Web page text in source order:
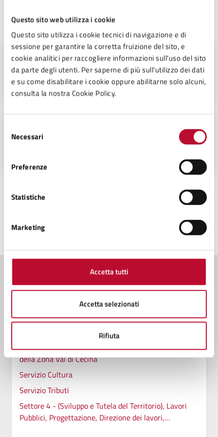
Questo sito web utilizza i cookie
Questo sito utilizza i cookie tecnici di navigazione e di
sessione per garantire la corretta fruizione del sito, e
cookie analitici per raccogliere informazioni sull'uso del sito
da parte degli utenti. Per saperne di più sull'utilizzo dei dati
e su come disabilitare i cookie oppure abilitarne solo alcuni,
consulta la nostra Cookie Policy.
delNecessari
Preferenze
Statistiche
Marketing
Accetta tutti
Accetta selezionati
Rifiuta
A cura di
Servizio Protezione Civile
Palazzo Pretorio, piano secondo Piazza
dei Priori n° 12, 56048
Palazzo Pretorio, piano secondo Piazza
Contenuti correlati
Amministrazione
Conferenza Zonale per l’Educazione e l’Istruzione
della Zona Val di Cecina
Servizio Cultura
Servizio Tributi
Settore 4 - (Sviluppo e Tutela del Territorio), Lavori
Pubblici, Progettazione, Direzione dei lavori,